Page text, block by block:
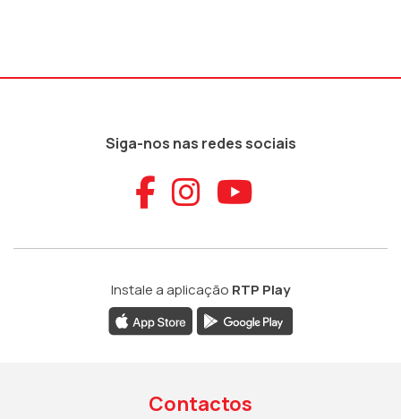
Siga-nos nas redes sociais
Aceder ao
Aceder ao
Aceder
Instale a aplicação RTP Play
Contactos